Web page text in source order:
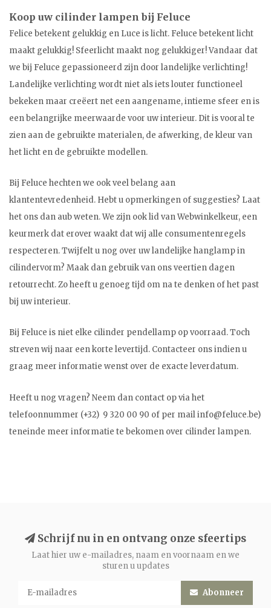
Koop uw cilinder lampen bij Feluce
Felice betekent gelukkig en Luce is licht. Feluce betekent licht
maakt gelukkig! Sfeerlicht maakt nog gelukkiger! Vandaar dat
we bij Feluce gepassioneerd zijn door landelijke verlichting!
Landelijke verlichting wordt niet als iets louter functioneel
bekeken maar creëert net een aangename, intieme sfeer en is
een belangrijke meerwaarde voor uw interieur. Dit is vooral te
zien aan de gebruikte materialen, de afwerking, de kleur van
het licht en de gebruikte modellen.
Bij Feluce hechten we ook veel belang aan
klantentevredenheid. Hebt u opmerkingen of suggesties? Laat
het ons dan aub weten. We zijn ook lid van Webwinkelkeur, een
keurmerk dat erover waakt dat wij alle consumentenregels
respecteren. Twijfelt u nog over uw landelijke hanglamp in
cilindervorm? Maak dan gebruik van ons veertien dagen
retourrecht. Zo heeft u genoeg tijd om na te denken of het past
bij uw interieur.
Bij Feluce is niet elke cilinder pendellamp op voorraad. Toch
streven wij naar een korte levertijd. Contacteer ons indien u
graag meer informatie wenst over de exacte leverdatum.
Heeft u nog vragen? Neem dan contact op via het
telefoonnummer (+32) 9 320 00 90 of per mailinfo@feluce.be)
teneinde meer informatie te bekomen over cilinder lampen.
Schrijf nu in en ontvang onze sfeertips
Laat hier uw e-mailadres, naam en voornaam en we
sturen u updates
Abonneer